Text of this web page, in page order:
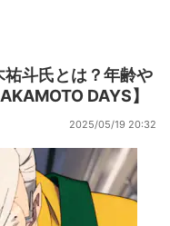
祐斗氏とは？年齢や
DAYS】
2025/05/19 20:32